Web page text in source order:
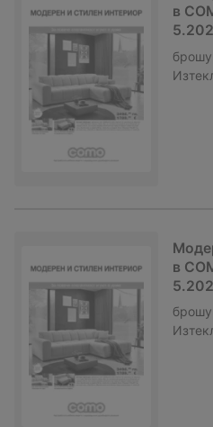
в
в